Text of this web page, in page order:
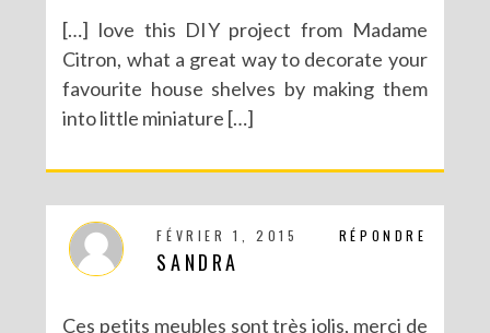
[…] love this DIY project from Madame
Citron, what a great way to decorate your
favourite house shelves by making them
into little miniature […]
RÉPONDRE
FÉVRIER 1, 2015
SANDRA
Ces petits meubles sont très jolis, merci de